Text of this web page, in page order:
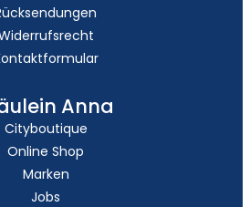
Anna
Cityboutique
Online Shop
Marken
Jobs